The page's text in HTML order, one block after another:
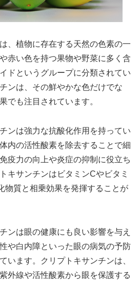
、植物に存在する天然の色素の一
赤い色を持つ果物や野菜に多く含
ドというグループに分類されてい
ンは、その鮮やかな色だけでな
でも注目されています。
ンは強力な抗酸化作用を持ってい
内の活性酸素を除去することで細
疫力の向上や炎症の抑制に役立ち
キサンチンはビタミンCやビタミ
物質と相乗効果を発揮することが
ンは眼の健康にも良い影響を与え
や白内障といった眼の病気の予防
います。クリプトキサンチンは、
外線や活性酸素から眼を保護する